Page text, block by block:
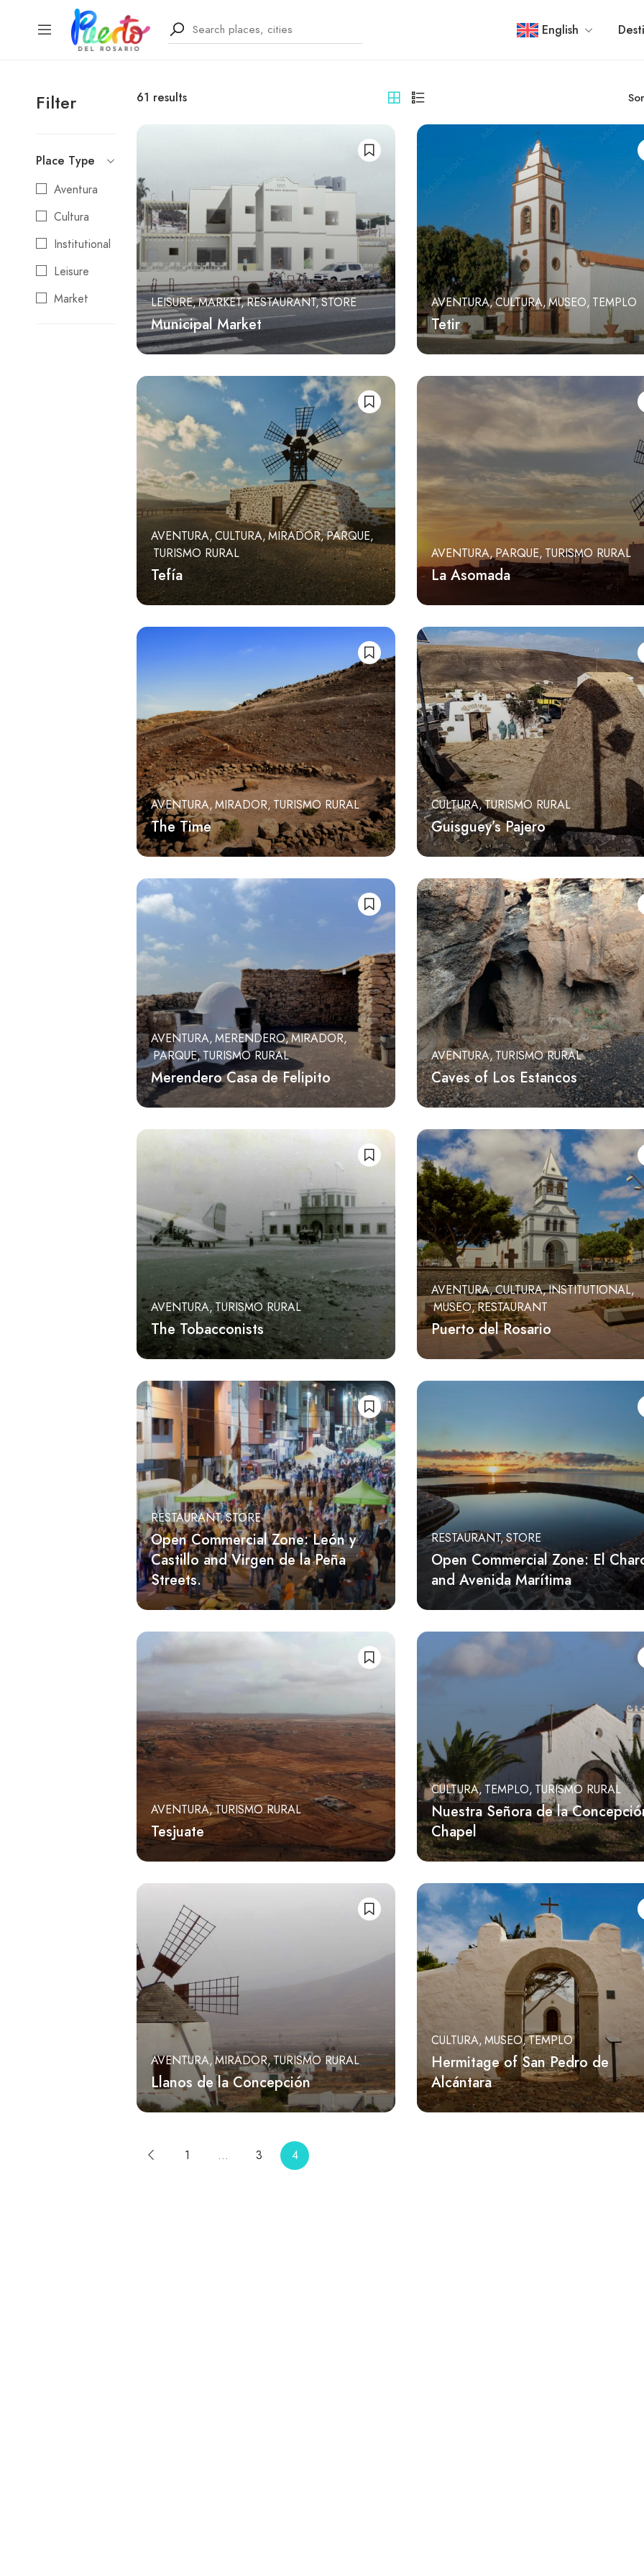
English
Filter
Place Type
Aventura
Cultura
Institutional
Leisure
Market
61 results
LEISURE MARKET RESTAURANT STORE
Municipal Market
AVENTURA CULTURA MUSEO TEMPLO
Tetir
AVENTURA CULTURA MIRADOR PARQUE
TURISMO RURAL
Tefía
AVENTURA PARQUE TURISMO RURAL
La Asomada
AVENTURA MIRADOR TURISMO RURAL
The Time
CULTURA TURISMO RURAL
Guisguey’s Pajero
AVENTURA MERENDERO MIRADOR
PARQUE TURISMO RURAL
Merendero Casa de Felipito
AVENTURA TURISMO RURAL
Caves of Los Estancos
AVENTURA TURISMO RURAL
The Tobacconists
AVENTURA CULTURA INSTITUTIONAL
MUSEO RESTAURANT
Puerto del Rosario
RESTAURANT STORE
Open Commercial Zone: León y
Castillo and Virgen de la Peña
Streets.
RESTAURANT STORE
Open Commercial Zone: El
and Avenida Marítima
AVENTURA TURISMO RURAL
Tesjuate
CULTURA TEMPLO TURISMO RURAL
Nuestra Señora de la
Chapel
AVENTURA MIRADOR TURISMO RURAL
Llanos de la Concepción
CULTURA MUSEO TEMPLO
Hermitage of San Pedro de
Alcántara
1 … 3 4